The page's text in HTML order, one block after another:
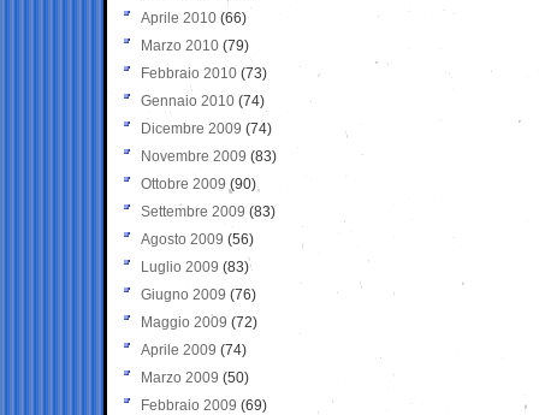
Aprile 2010 (66)
Marzo 2010 (79)
Febbraio 2010 (73)
Gennaio 2010 (74)
Dicembre 2009 (74)
Novembre 2009 (83)
Ottobre 2009 (90)
Settembre 2009 (83)
Agosto 2009 (56)
Luglio 2009 (83)
Giugno 2009 (76)
Maggio 2009 (72)
Aprile 2009 (74)
Marzo 2009 (50)
Febbraio 2009 (69)